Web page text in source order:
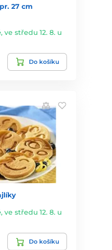
27 cm
,ve středu 12. 8. u
Do košíku
,ve středu 12. 8. u
Do košíku